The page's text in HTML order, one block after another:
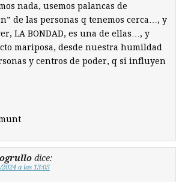
nada, usemos palancas de
de las personas q tenemos cerca…, y
LA BONDAD, es una de ellas…, y
mariposa, desde nuestra humildad
y centros de poder, q si influyen
dice:
2024 a las 13:05